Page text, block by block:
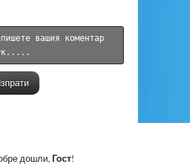
дошли,Гост!